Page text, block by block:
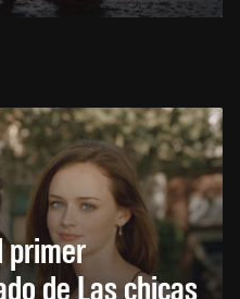
primer
de Las chicas